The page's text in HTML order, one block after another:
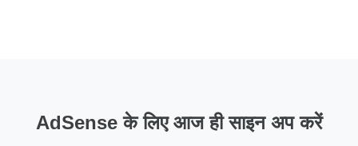
AdSense के लिए आज ही साइन अप करें